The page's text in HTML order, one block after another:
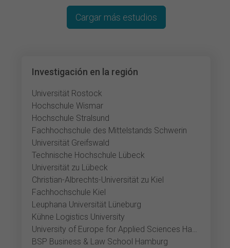
Investigación en la región
Universität Rostock
Hochschule Wismar
Hochschule Stralsund
Fachhochschule des Mittelstands Schwerin
Universität Greifswald
Technische Hochschule Lübeck
Universität zu Lübeck
Christian-Albrechts-Universität zu Kiel
Fachhochschule Kiel
Leuphana Universität Lüneburg
Kühne Logistics University
University of Europe for Applied Sciences Hamburg
BSP Business & Law School Hamburg
Cargar más estudios